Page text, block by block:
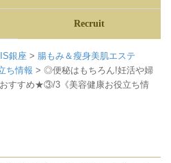
Recruit
銀座 > 腸もみ＆瘦身美肌エステ
ち情報 > ◎便秘はもちろん!妊活や婦
すすめ★③/3《美容健康お役立ち情